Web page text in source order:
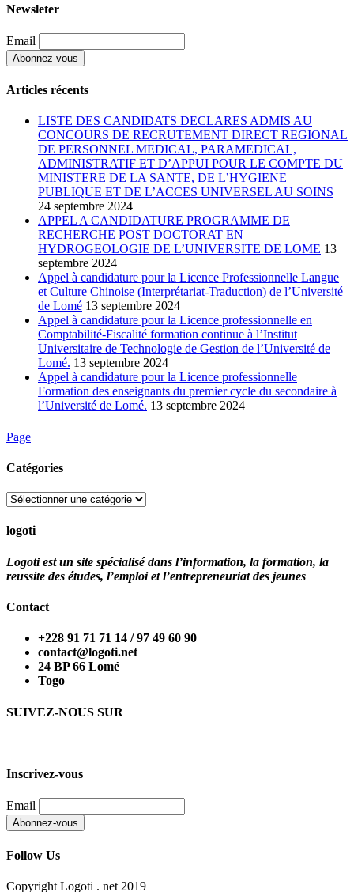
Newsleter
Email
Articles récents
LISTE DES CANDIDATS DECLARES ADMIS AU
CONCOURS DE RECRUTEMENT DIRECT REGIONAL
DE PERSONNEL MEDICAL, PARAMEDICAL,
ADMINISTRATIF ET D’APPUI POUR LE COMPTE DU
MINISTERE DE LA SANTE, DE L’HYGIENE
PUBLIQUE ET DE L’ACCES UNIVERSEL AU SOINS
24 septembre 2024
APPEL A CANDIDATURE PROGRAMME DE
RECHERCHE POST DOCTORAT EN
HYDROGEOLOGIE DE L’UNIVERSITE DE LOME 13
septembre 2024
Appel à candidature pour la Licence Professionnelle Langue
et Culture Chinoise (Interprétariat-Traduction) de l’Université
de Lomé 13 septembre 2024
Appel à candidature pour la Licence professionnelle en
Comptabilité-Fiscalité formation continue à l’Institut
Universitaire de Technologie de Gestion de l’Université de
Lomé. 13 septembre 2024
Appel à candidature pour la Licence professionnelle
Formation des enseignants du premier cycle du secondaire à
l’Université de Lomé. 13 septembre 2024
Page
Catégories
Catégories
logoti
Logoti est un site spécialisé dans l’information, la formation, la
reussite des études, l’emploi et l’entrepreneuriat des jeunes
Contact
+228 91 71 71 14 / 97 49 60 90
contact@logoti.net
24 BP 66 Lomé
Togo
SUIVEZ-NOUS SUR
Inscrivez-vous
Email
Follow Us
Copyright Logoti . net 2019